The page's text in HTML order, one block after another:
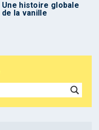
Une histoire globale
de la vanille